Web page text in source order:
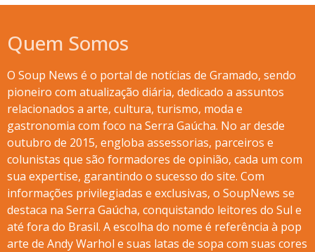
Quem Somos
O Soup News é o portal de notícias de Gramado, sendo
pioneiro com atualização diária, dedicado a assuntos
relacionados a arte, cultura, turismo, moda e
gastronomia com foco na Serra Gaúcha. No ar desde
outubro de 2015, engloba assessorias, parceiros e
colunistas que são formadores de opinião, cada um com
sua expertise, garantindo o sucesso do site. Com
informações privilegiadas e exclusivas, o SoupNews se
destaca na Serra Gaúcha, conquistando leitores do Sul e
até fora do Brasil. A escolha do nome é referência à pop
arte de Andy Warhol e suas latas de sopa com suas cores